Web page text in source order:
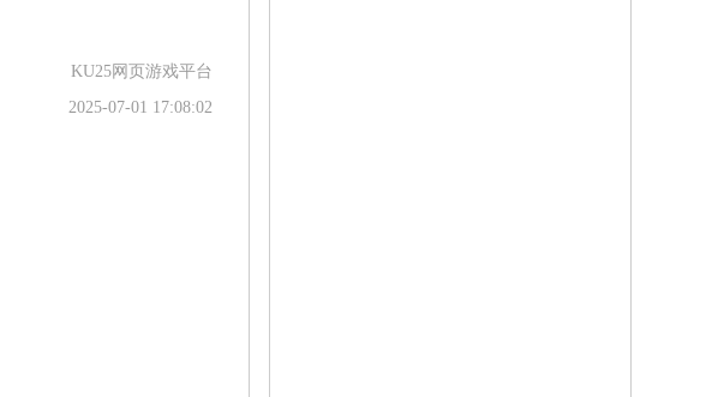
KU25网页游戏平台
2025-07-01 17:08:02